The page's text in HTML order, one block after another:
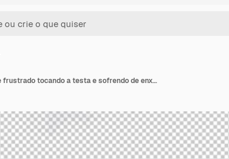
Sentindo-se estressado, infeliz e frustrado tocando a testa e sofrendo de enxaqueca ou forte dor de cabeça